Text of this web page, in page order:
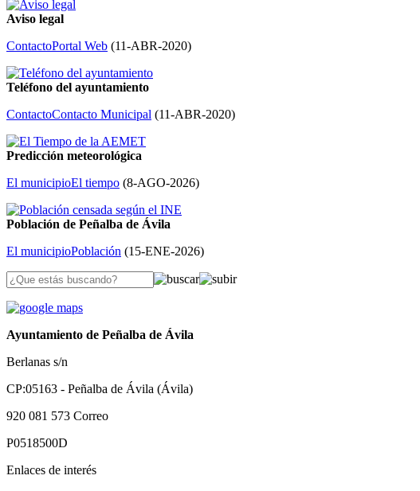
Aviso legal
ContactoPortal Web (11-ABR-2020)
Teléfono del ayuntamiento
ContactoContacto Municipal (11-ABR-2020)
Predicción meteorológica
El municipioEl tiempo (8-AGO-2026)
Población de Peñalba de Ávila
El municipioPoblación (15-ENE-2026)
Ayuntamiento de Peñalba de Ávila
Berlanas s/n
CP:05163 - Peñalba de Ávila (Ávila)
920 081 573 Correo
P0518500D
Enlaces de interés